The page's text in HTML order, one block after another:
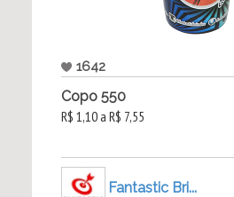
1642
Copo 550
R$ 1,10 a R$ 7,55
Fantastic Bri...